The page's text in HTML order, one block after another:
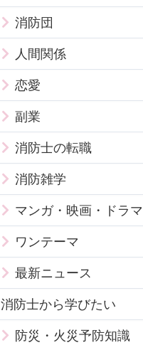
消防団
人間関係
恋愛
副業
消防士の転職
消防雑学
マンガ・映画・ドラマ
ワンテーマ
最新ニュース
消防士から学びたい
防災・火災予防知識